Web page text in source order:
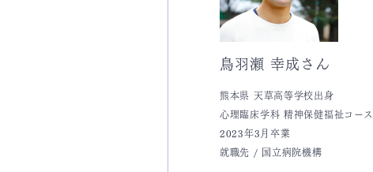
鳥羽瀬 幸成さん
熊本県 天草高等学校出身
心理臨床学科 精神保健福祉コース
2023年3月卒業
就職先 / 国立病院機構